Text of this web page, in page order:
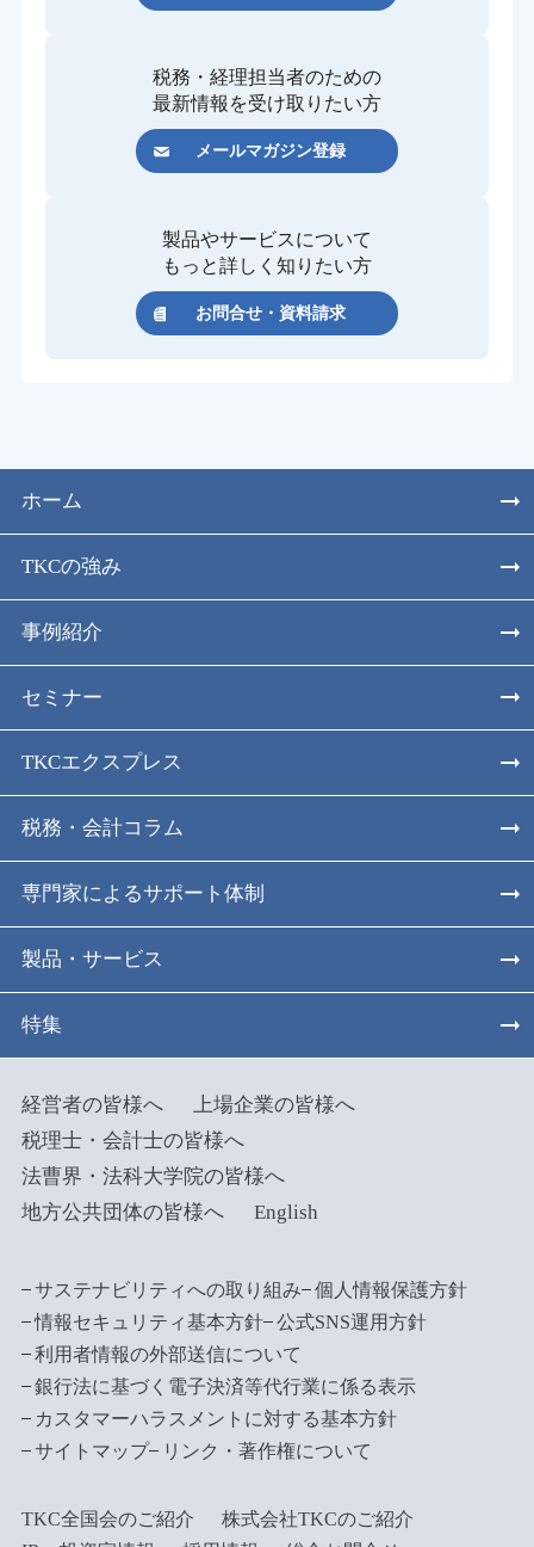
税務・経理担当者のための
最新情報を受け取りたい方
メールマガジン登録
製品やサービスについて
もっと詳しく知りたい方
お問合せ・資料請求
ホーム
TKCの強み
事例紹介
セミナー
TKCエクスプレス
税務・会計コラム
専門家によるサポート体制
製品・サービス
特集
経営者の皆様へ
上場企業の皆様へ
税理士・会計士の皆様へ
法曹界・法科大学院の皆様へ
地方公共団体の皆様へ
English
サステナビリティへの取り組み
個人情報保護方針
情報セキュリティ基本方針
公式SNS運用方針
利用者情報の外部送信について
銀行法に基づく電子決済等代行業に係る表示
カスタマーハラスメントに対する基本方針
サイトマップ
リンク・著作権について
TKC全国会のご紹介
株式会社TKCのご紹介